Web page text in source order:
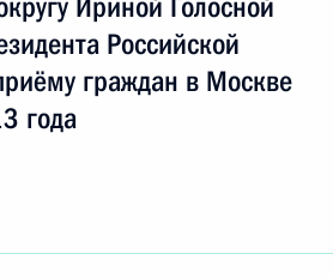
Ириной Голосной
Российской
граждан в Москве
года